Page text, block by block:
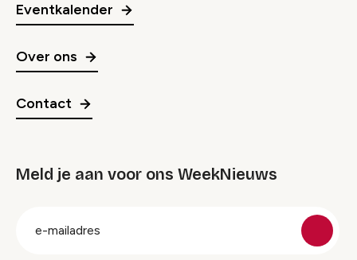
Eventkalender
Over ons
Contact
Meld je aan voor ons WeekNieuws